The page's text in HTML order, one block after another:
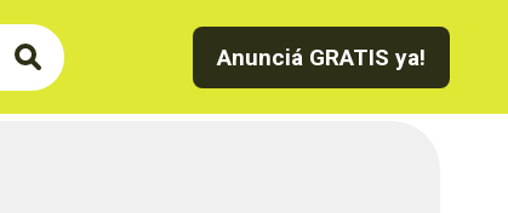
Anunciá GRATIS ya!